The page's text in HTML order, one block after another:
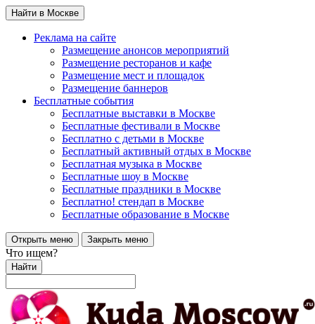
Найти в Москве
Реклама на сайте
Размещение анонсов мероприятий
Размещение ресторанов и кафе
Размещение мест и площадок
Размещение баннеров
Бесплатные события
Бесплатные выставки в Москве
Бесплатные фестивали в Москве
Бесплатно с детьми в Москве
Бесплатный активный отдых в Москве
Бесплатная музыка в Москве
Бесплатные шоу в Москве
Бесплатные праздники в Москве
Бесплатно! стендап в Москве
Бесплатные образование в Москве
Открыть меню Закрыть меню
Что ищем?
Найти